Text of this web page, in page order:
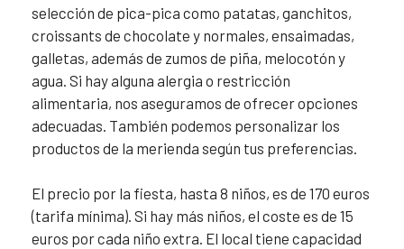
selección de pica-pica como patatas, ganchitos,
croissants de chocolate y normales, ensaimadas,
galletas, además de zumos de piña, melocotón y
agua. Si hay alguna alergia o restricción
alimentaria, nos aseguramos de ofrecer opciones
adecuadas. También podemos personalizar los
productos de la merienda según tus preferencias.
El precio por la fiesta, hasta 8 niños, es de 170 euros
(tarifa mínima). Si hay más niños, el coste es de 15
euros por cada niño extra. El local tiene capacidad